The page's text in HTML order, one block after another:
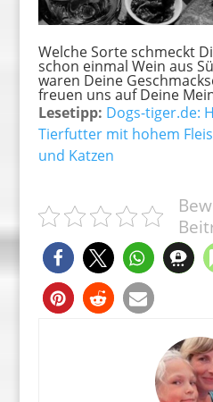
Welche Sorte schmeckt
schon einmal Wein aus
waren Deine
freuen uns auf Deine
Lesetipp: Dogs-tiger.de:
Tierfutter mit hohem
und Katzen